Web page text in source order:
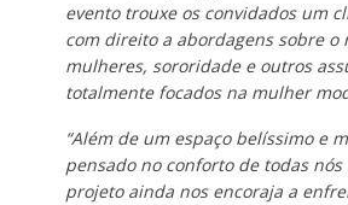
evento trouxe os convidados um
com direito a abordagens sobre o
mulheres, sororidade e outros
totalmente focados na mulher
“Além de um espaço belíssimo e
pensado no conforto de todas
projeto ainda nos encoraja a